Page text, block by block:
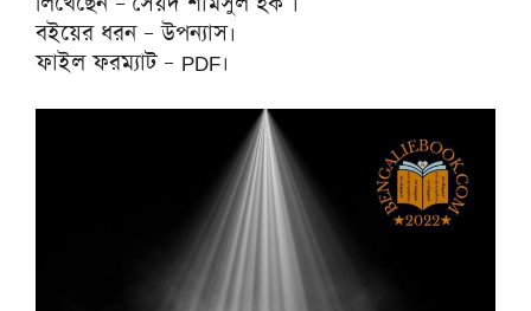
বইয়ের ধরন – উপন্যাস।
ফাইল ফরম্যাট – PDF।